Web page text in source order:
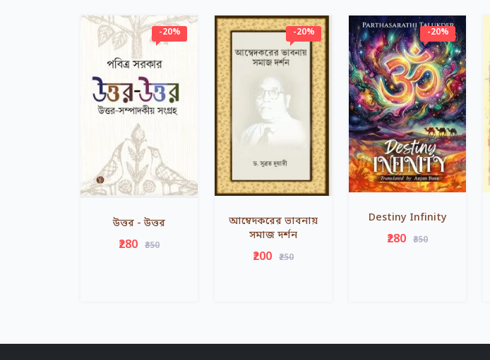
-20%
উত্তর - উত্তর
₹280 ₹350
-20%
আম্বেদকরের ভাবনায়
সমাজ দর্শন
₹200 ₹250
-20%
Destiny Infinity
₹280 ₹350